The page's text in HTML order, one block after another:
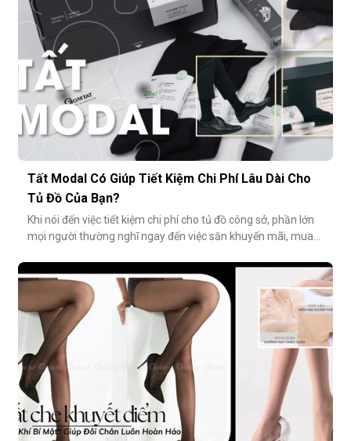
Tất Modal Có Giúp Tiết Kiệm Chi Phí Lâu Dài Cho
Tủ Đồ Của Bạn?
Khi nói đến việc tiết kiệm chi phí cho tủ đồ công sở, phần lớn
mọi người thường nghĩ ngay đến việc săn khuyến mãi, mua
cách tiết kiệm bền vững và tinh tế hơn rất nhiều: đầu tư vào
chất lượng từ những món nhỏ nhất. Cụ thể hơn, tất modal
không chỉ